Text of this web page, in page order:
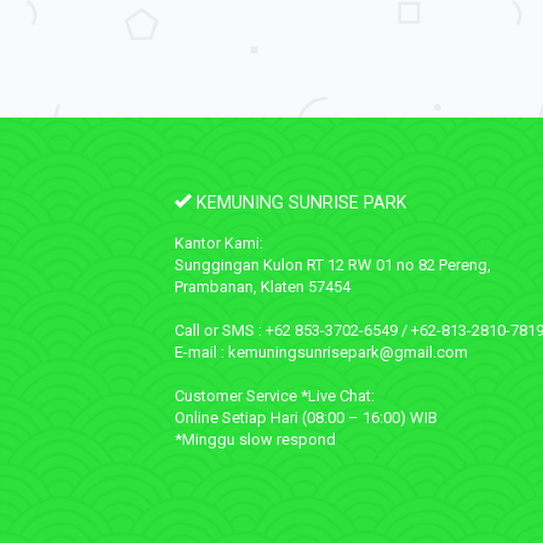
KEMUNING SUNRISE PARK
Kantor Kami:
Sunggingan Kulon RT 12 RW 01 no 82 Pereng,
Prambanan, Klaten 57454
Call or SMS : +62 853-3702-6549 / +62-813-2810-7819
E-mail : kemuningsunrisepark@gmail.com
Customer Service *Live Chat:
Online Setiap Hari (08:00 – 16:00) WIB
*Minggu slow respond